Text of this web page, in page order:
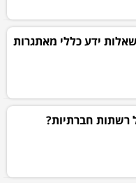
מבחן למוח: 16 שאלות ידע כללי מאתגרות
רשתות חברתיות?